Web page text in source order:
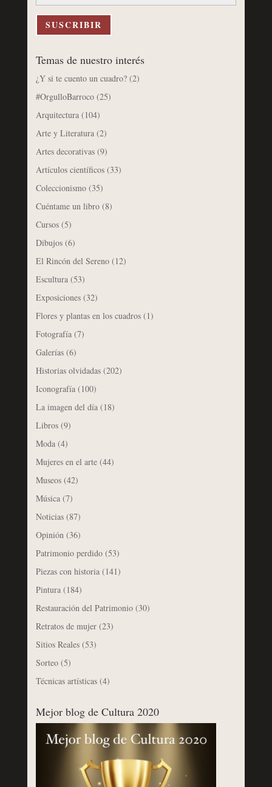
correo
electrónico
SUSCRIBIR
Temas de nuestro interés
¿Y si te cuento un cuadro?(2)
#OrgulloBarroco(25)
Arquitectura(104)
Arte y Literatura(2)
Artes decorativas(9)
Artículos científicos(33)
Coleccionismo(35)
Cuéntame un libro(8)
Cursos(5)
Dibujos(6)
El Rincón del Sereno(12)
Escultura(53)
Exposiciones(32)
Flores y plantas en los cuadros(1)
Fotografía(7)
Galerías(6)
Historias olvidadas(202)
Iconografía(100)
La imagen del día(18)
Libros(9)
Moda(4)
Mujeres en el arte(44)
Museos(42)
Música(7)
Noticias(87)
Opinión (36)
Patrimonio perdido(53)
Piezas con historia(141)
Pintura(184)
Restauración del Patrimonio(30)
Retratos de mujer(23)
Sitios Reales(53)
Sorteo(5)
Técnicas artísticas(4)
Mejor blog de Cultura 2020